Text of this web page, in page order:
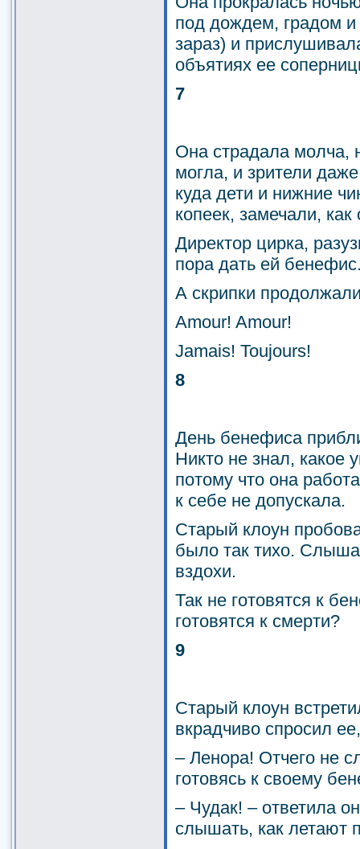
под дождем, градом и
зараз) и
объятиях ее
7
Она страдала молча,
могла, и зрители
куда дети и нижние
копеек, замечали, как
Директор цирка,
пора дать ей
А скрипки
Amour! Amour!
Jamais! Toujours!
8
День бенефиса
Никто не знал, какое
потому что она
к себе не допускала.
Старый клоун
было так тихо.
вздохи.
Так не готовятся к
готовятся к смерти?
9
Старый клоун
вкрадчиво спросил
– Ленора! Отчего не
готовясь к своему
– Чудак! – ответила
слышать, как летают